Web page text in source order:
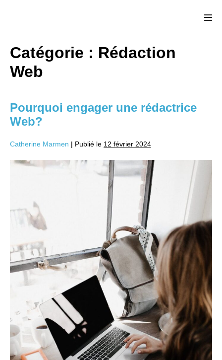
Catégorie : Rédaction
Web
Pourquoi engager une rédactrice
Web?
Catherine Marmen | Publié le 12 février 2024